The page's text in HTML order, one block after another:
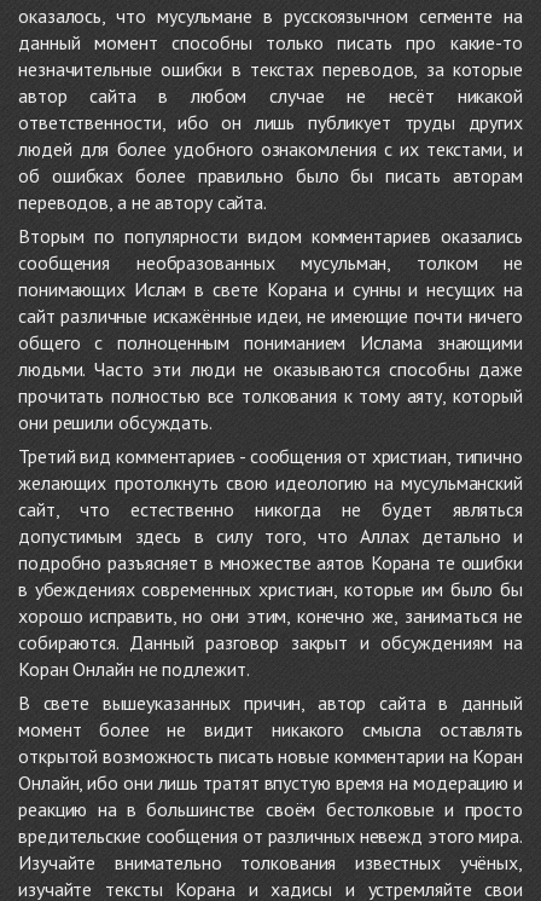
оказалось, что мусульмане в русскоязычном сегменте на
данный момент способны только писать про какие-то
незначительные ошибки в текстах переводов, за которые
автор сайта в любом случае не несёт никакой
ответственности, ибо он лишь публикует труды других
людей для более удобного ознакомления с их текстами, и
об ошибках более правильно было бы писать авторам
переводов, а не автору сайта.
Вторым по популярности видом комментариев оказались
сообщения необразованных мусульман, толком не
понимающих Ислам в свете Корана и сунны и несущих на
сайт различные искажённые идеи, не имеющие почти ничего
общего с полноценным пониманием Ислама знающими
людьми. Часто эти люди не оказываются способны даже
прочитать полностью все толкования к тому аяту, который
они решили обсуждать.
Третий вид комментариев - сообщения от христиан, типично
желающих протолкнуть свою идеологию на мусульманский
сайт, что естественно никогда не будет являться
допустимым здесь в силу того, что Аллах детально и
подробно разъясняет в множестве аятов Корана те ошибки
в убеждениях современных христиан, которые им было бы
хорошо исправить, но они этим, конечно же, заниматься не
собираются. Данный разговор закрыт и обсуждениям на
Коран Онлайн не подлежит.
В свете вышеуказанных причин, автор сайта в данный
момент более не видит никакого смысла оставлять
открытой возможность писать новые комментарии на Коран
Онлайн, ибо они лишь тратят впустую время на модерацию и
реакцию на в большинстве своём бестолковые и просто
вредительские сообщения от различных невежд этого мира.
Изучайте внимательно толкования известных учёных,
изучайте тексты Корана и хадисы и устремляйте свои